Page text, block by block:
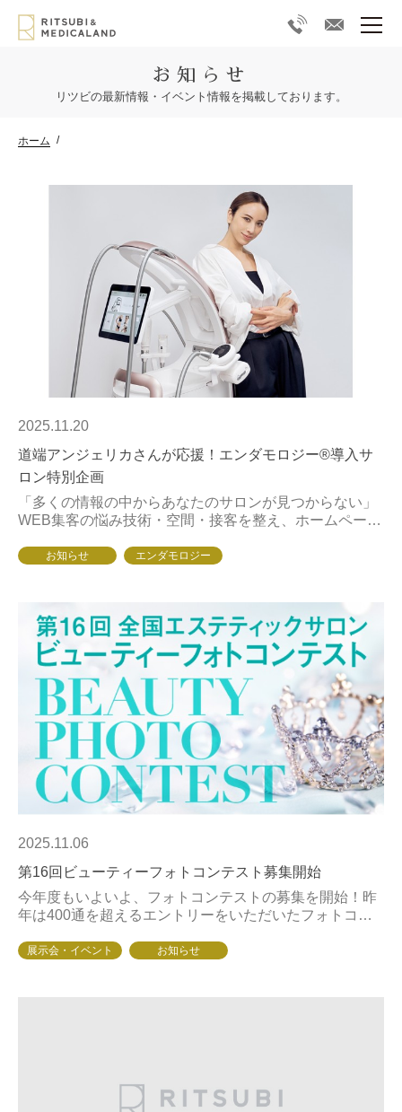
お知らせ
リツビの最新情報・イベント情報を掲載しております。
ホーム
2025.11.20
道端アンジェリカさんが応援！エンダモロジー®導入サ
ロン特別企画
「多くの情報の中からあなたのサロンが見つからない」
WEB集客の悩み技術・空間・接客を整え、ホームページ
その理由は、“必要としている人”に届く前に埋...
お知らせ エンダモロジー
2025.11.06
第16回ビューティーフォトコンテスト募集開始
今年度もいよいよ、フォトコンテストの募集を開始！昨
年は400通を超えるエントリーをいただいたフォトコン
いるサロンスタッフ様も多くいらっしゃるかと存じ...
展示会・イベント お知らせ